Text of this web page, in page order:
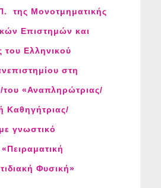
της Μονοτμηματικής
Επιστημών και
του Ελληνικού
στη
του «Αναπληρώτριας/
Καθηγήτριας/
γνωστικό
Φυσική»